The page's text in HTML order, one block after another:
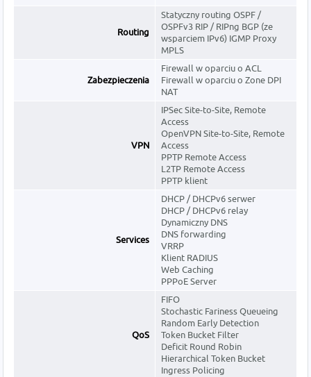
Routing
Statyczny routing OSPF /
OSPFv3 RIP / RIPng BGP (ze
wsparciem IPv6) IGMP Proxy
MPLS
Zabezpieczenia
Firewall w oparciu o ACL
Firewall w oparciu o Zone DPI
NAT
VPN
IPSec Site-to-Site, Remote
Access
OpenVPN Site-to-Site, Remote
Access
PPTP Remote Access
L2TP Remote Access
PPTP klient
Services
DHCP / DHCPv6 serwer
DHCP / DHCPv6 relay
Dynamiczny DNS
DNS forwarding
VRRP
Klient RADIUS
Web Caching
PPPoE Server
QoS
FIFO
Stochastic Fariness Queueing
Random Early Detection
Token Bucket Filter
Deficit Round Robin
Hierarchical Token Bucket
Ingress Policing